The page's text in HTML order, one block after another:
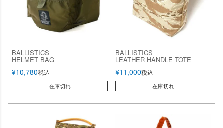
BALLISTICS
HELMET BAG
¥10,780税込
在庫切れ
BALLISTICS
LEATHER HANDLE TOTE
¥11,000税込
在庫切れ